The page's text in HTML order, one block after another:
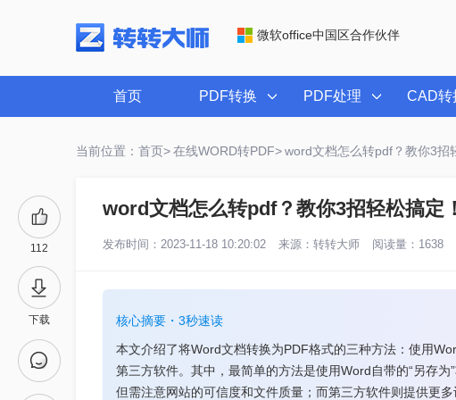
微软office中国区合作伙伴
首页 PDF转换 PDF处理 CAD转
当前位置：首页> 在线WORD转PDF> word文档怎么转pdf？教你3招
112
下载
word文档怎么转pdf？教你3招轻松搞定！
发布时间：2023-11-18 10:20:02 来源： 转转大师 阅读量：1638
核心摘要・3秒速读
本文介绍了将Word文档转换为PDF格式的三种方法：使用
第三方软件。其中，最简单的方法是使用Word自带的“另存
但需注意网站的可信度和文件质量；而第三方软件则提供更